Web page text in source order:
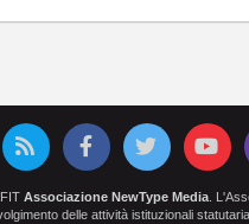
Associazione NewType Media.
delle attività istituzionali